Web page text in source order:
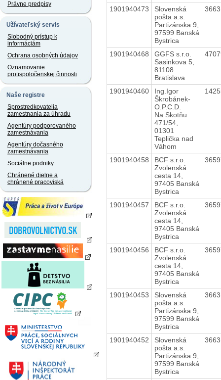
Právne predpisy
Užívateľský servis
Slobodný prístup k
informáciám
Ochrana osobných údajov
Oznamovanie
protispoločenskej činnosti
Naše registre
Sprostredkovatelia
zamestnania za úhradu
Agentúry podporovaného
zamestnávania
Agentúry dočasného
zamestnávania
Sociálne podniky
Chránené dielne a
chránené pracoviská
1901940473
Slovenská
pošta a.s.
Partizánska 9,
97599 Banská
Bystrica
1901940468
GGFS s.r.o.
Sasinkova 5,
81108
Bratislava
1901940460
Ing.Igor
Škrobánek-
O.P.C.D.
Na Skotňu
471/54,
01301
Teplička nad
Váhom
1901940458
BCF s.r.o.
Zvolenská
cesta 14,
97405 Banská
Bystrica
1901940457
BCF s.r.o.
Zvolenská
cesta 14,
97405 Banská
Bystrica
1901940456
BCF s.r.o.
Zvolenská
cesta 14,
97405 Banská
Bystrica
1901940453
Slovenská
pošta a.s.
Partizánska 9,
97599 Banská
Bystrica
1901940452
Slovenská
pošta a.s.
Partizánska 9,
97599 Banská
Bystrica